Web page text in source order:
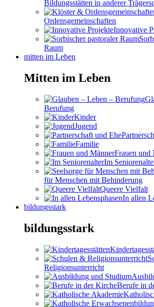
Bildungsstätten in anderer
Ordensgemeinschaften
Innovative
Raum
mitten im Leben
Mitten im Leben
Berufung
Kinder
Jugend
Familie
Frauen und
Im
für Menschen mit Behinderung
Queere Vielfalt
In allen
bildungsstark
bildungsstark
Religionsunterricht
Berufe in